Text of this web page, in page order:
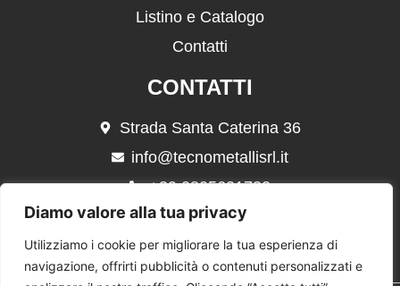
Diamo valore alla tua privacy
Utilizziamo i cookie per migliorare la tua esperienza di
navigazione, offrirti pubblicità o contenuti personalizzati e
Listino e Catalogo
Contatti
CONTATTI
Strada Santa Caterina 36
info@tecnometallisrl.it
+39 0805621732
+39 339 4368107